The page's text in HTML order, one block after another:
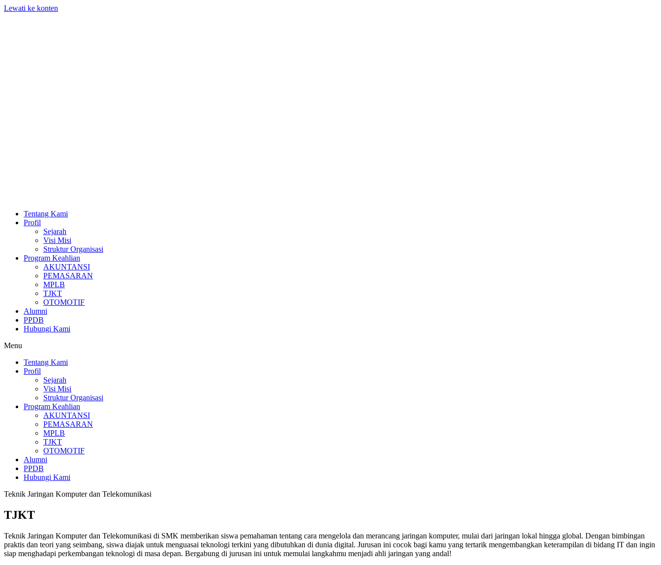
Lewati ke konten
Tentang Kami
Profil
Sejarah
Visi Misi
Struktur Organisasi
Program Keahlian
AKUNTANSI
PEMASARAN
MPLB
TJKT
OTOMOTIF
Alumni
PPDB
Hubungi Kami
Menu
Tentang Kami
Profil
Sejarah
Visi Misi
Struktur Organisasi
Program Keahlian
AKUNTANSI
PEMASARAN
MPLB
TJKT
OTOMOTIF
Alumni
PPDB
Hubungi Kami
Teknik Jaringan Komputer dan Telekomunikasi
TJKT
Teknik Jaringan Komputer dan Telekomunikasi di SMK memberikan siswa pemahaman tentang cara mengelola dan merancang jaringan komputer, mulai dari jaringan lokal hingga global. Dengan bimbingan
praktis dan teori yang seimbang, siswa diajak untuk menguasai teknologi terkini yang dibutuhkan di dunia digital. Jurusan ini cocok bagi kamu yang tertarik mengembangkan keterampilan di bidang IT dan ingin
siap menghadapi perkembangan teknologi di masa depan. Bergabung di jurusan ini untuk memulai langkahmu menjadi ahli jaringan yang andal!